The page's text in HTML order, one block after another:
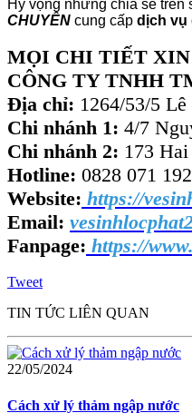
Hy vọng những chia sẻ trên
CHUYÊN cung cấp dịch vụ
MỌI CHI TIẾT
CÔNG TY TNHH
Địa chỉ: 1264/53/5
Chi nhánh 1: 4/7
Chi nhánh 2: 173
Hotline: 0828 071 192
Website: https://
Email:
Fanpage: https://
Tweet
TIN TỨC LIÊN QUAN
22/05/2024
Cách xử lý thảm ngập nước